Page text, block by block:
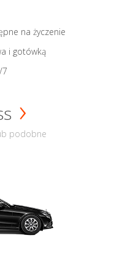
na życzenie
i gotówką
podobne